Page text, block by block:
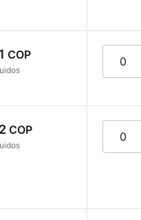
COP 0
COP 0